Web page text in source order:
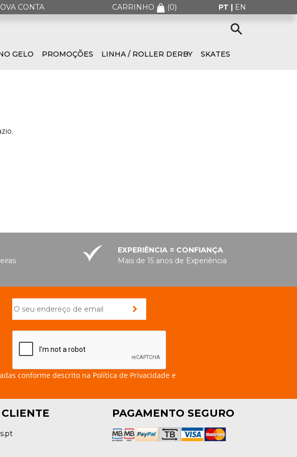
CONTA CARRINHO (0) PT | EN
GELO PROMOÇÕES LINHA / ROLLER DERBY SKATES
EXPERIÊNCIA = CONFIANÇA
Mais de 15 anos de Experiência
conforme descrito na Política de Privacidade e
PAGAMENTO SEGURO